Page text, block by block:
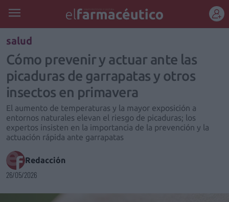
salud
Cómo prevenir y actuar ante las
picaduras de garrapatas y otros
insectos en primavera
El aumento de temperaturas y la mayor exposición a
entornos naturales elevan el riesgo de picaduras; los
expertos insisten en la importancia de la prevención y la
actuación rápida ante garrapatas
Redacción
26/05/2026